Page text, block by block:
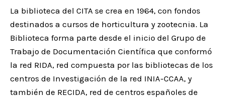
La biblioteca del CITA se crea en 1964, con fondos
destinados a cursos de horticultura y zootecnia. La
Biblioteca forma parte desde el inicio del Grupo de
Trabajo de Documentación Científica que conformó
la red RIDA, red compuesta por las bibliotecas de los
centros de Investigación de la red INIA-CCAA, y
también de RECIDA, red de centros españoles de